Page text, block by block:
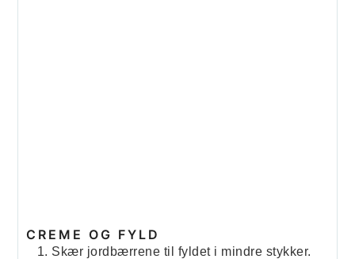
CREME OG FYLD
Skær jordbærrene til fyldet i mindre stykker.